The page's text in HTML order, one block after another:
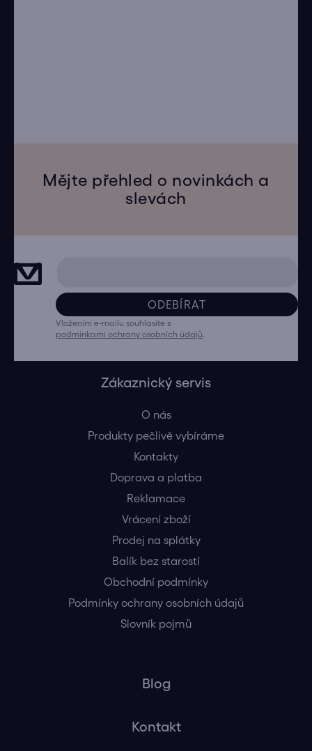
Mějte přehled o novinkách a
slevách
ODEBÍRAT
Vložením e-mailu souhlasíte s
podmínkami ochrany osobních údajů
Zákaznický servis
O nás
Produkty pečlivě vybíráme
Kontakty
Doprava a platba
Reklamace
Vrácení zboží
Prodej na splátky
Balík bez starostí
Obchodní podmínky
Podmínky ochrany osobních údajů
Slovník pojmů
Blog
Kontakt